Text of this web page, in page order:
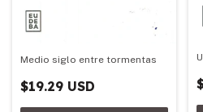
Medio siglo entre tormentas
$19.29 USD